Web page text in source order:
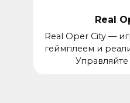
Real
Real Oper City —
геймплеем и